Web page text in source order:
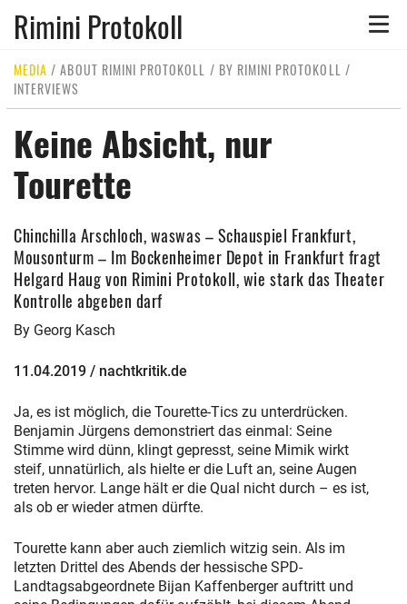
Toggle
Rimini Protokoll
MEDIA /ABOUT RIMINI PROTOKOLL / BY RIMINI PROTOKOLL /
INTERVIEWS
Keine Absicht, nur
Tourette
Chinchilla Arschloch, waswas – Schauspiel Frankfurt,
Mousonturm – Im Bockenheimer Depot in Frankfurt fragt
Helgard Haug von Rimini Protokoll, wie stark das Theater
Kontrolle abgeben darf
By Georg Kasch
11.04.2019 / nachtkritik.de
Ja, es ist möglich, die Tourette-Tics zu unterdrücken.
Benjamin Jürgens demonstriert das einmal: Seine
Stimme wird dünn, klingt gepresst, seine Mimik wirkt
steif, unnatürlich, als hielte er die Luft an, seine Augen
treten hervor. Lange hält er die Qual nicht durch – es ist,
als ob er wieder atmen dürfte.
Tourette kann aber auch ziemlich witzig sein. Als im
letzten Drittel des Abends der hessische SPD-
Landtagsabgeordnete Bijan Kaffenberger auftritt und